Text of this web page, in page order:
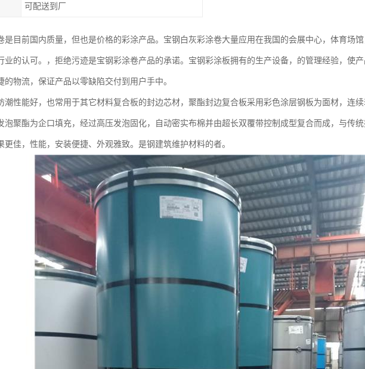
可配送到厂
是目前国内质量，但也是价格的彩涂产品。宝钢白灰彩涂卷大量应用在我国的会展中心，体育场
业的认可。，拒绝污迹是宝钢彩涂卷产品的承诺。宝钢彩涂板拥有的生产设备，的管理经验，使
的物流，保证产品以零缺陷交付到用户手中。
潮性能好，也常用于其它材料复合板的封边芯材，聚酯封边复合板采用彩色涂层钢板为面材，连
泡聚酯为企口填充，经过高压发泡固化，自动密实布棉并由超长双覆带控制成型复合而成，与传
更佳，性能，安装便捷、外观雅致。是钢建筑维护材料的者。